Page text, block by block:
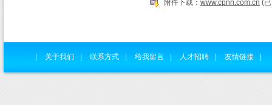
附件下载： www.cpnn.com.cn (
关于我们 联系方式 给我留言 人才招聘 友情链接